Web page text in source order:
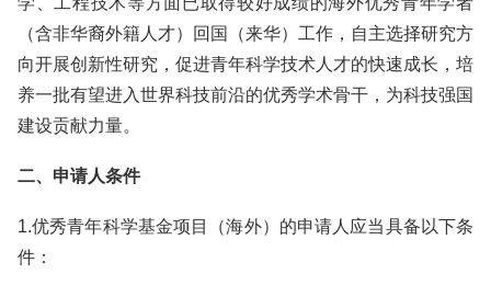
（含非华裔外籍人才）回国（来华）工作，自主选择研究方
向开展创新性研究，促进青年科学技术人才的快速成长，培
养一批有望进入世界科技前沿的优秀学术骨干，为科技强国
建设贡献力量。
二、申请人条件
1.优秀青年科学基金项目（海外）的申请人应当具备以下条
件：